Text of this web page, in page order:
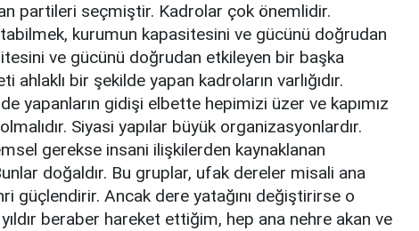
partileri seçmiştir. Kadrolar çok önemlidir.
kurumun kapasitesini ve gücünü doğrudan
ve gücünü doğrudan etkileyen bir başka
ahlaklı bir şekilde yapan kadroların varlığıdır.
yapanların gidişi elbette hepimizi üzer ve kapımız
Siyasi yapılar büyük organizasyonlardır.
gerekse insani ilişkilerden kaynaklanan
doğaldır. Bu gruplar, ufak dereler misali ana
güçlendirir. Ancak dere yatağını değiştirirse o
yıldır beraber hareket ettiğim, hep ana nehre akan ve